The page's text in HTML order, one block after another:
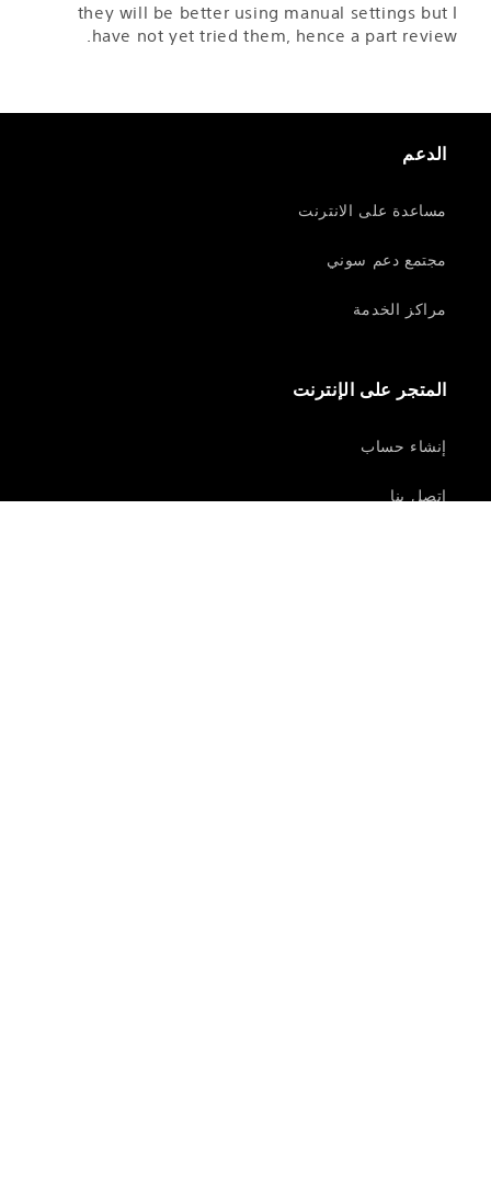
they will be better using manual settings but I
have not yet tried them, hence a part review.
الدعم
مساعدة على الانترنت
مجتمع دعم سوني
مراكز الخدمة
المتجر على الإنترنت
إنشاء حساب
اتصل بنا